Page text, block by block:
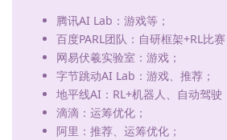
腾讯AI Lab：游戏等；
百度PARL团队：自研框架+RL比赛
网易伏羲实验室：游戏；
字节跳动AI Lab：游戏、推荐；
地平线AI：RL+机器人、自动驾驶
滴滴：运筹优化；
阿里：推荐、运筹优化；